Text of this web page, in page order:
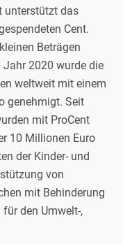
unterstützt das
Cent.
Beträgen
2020 wurde die
weltweit mit einem
genehmigt. Seit
mit ProCent
10 Millionen Euro
der Kinder- und
von
mit Behinderung
den Umwelt-,